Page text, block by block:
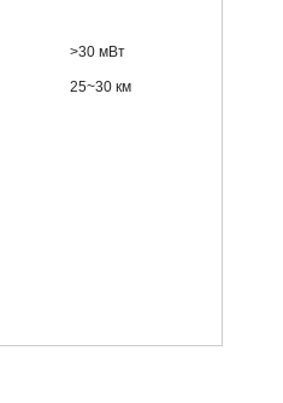
>30 мВт
25~30 км